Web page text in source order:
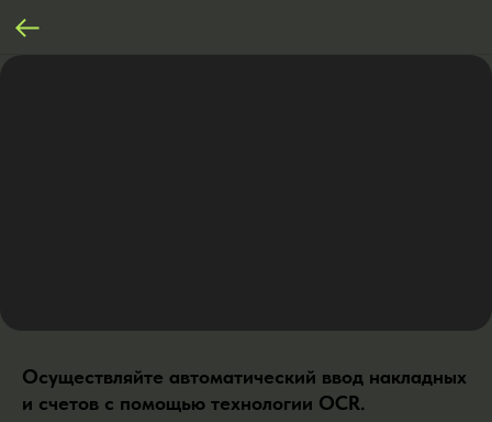
Осуществляйте автоматический ввод накладных
и счетов с помощью технологии OCR.